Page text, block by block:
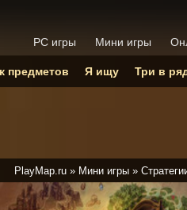
PlayMap.ru » Мини игры »
PC игры Мини игры
предметов Я ищу Три в